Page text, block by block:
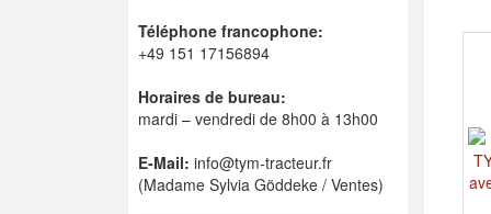
Téléphone francophone:
+49 151 17156894
Horaires de bureau:
mardi – vendredi de 8h00 à 13h00
E-Mail: info@tym-tracteur.fr
(Madame Sylvia Göddeke / Ventes)